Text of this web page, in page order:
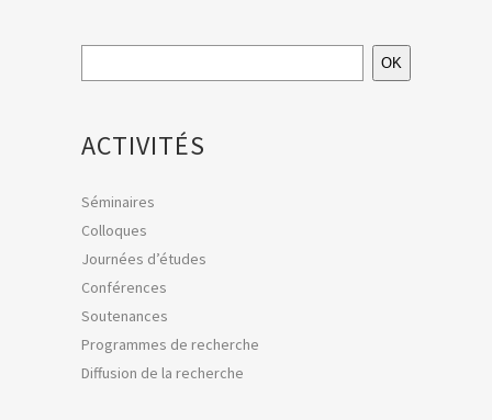
OK
ACTIVITÉS
Séminaires
Colloques
Journées d’études
Conférences
Soutenances
Programmes de recherche
Diffusion de la recherche